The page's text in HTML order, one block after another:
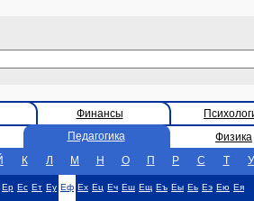
Финансы
Педагогика Физика
К Л М Н О П Р С Т У
Ер Ес Ет Еу Еф Ех Ец Еч Еш Ещ Еъ Еы Еь Еэ Ею Ея